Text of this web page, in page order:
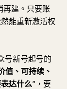
再建。只要账
能重新激活权
号新号起号的
值、可持续、
达什么”，要